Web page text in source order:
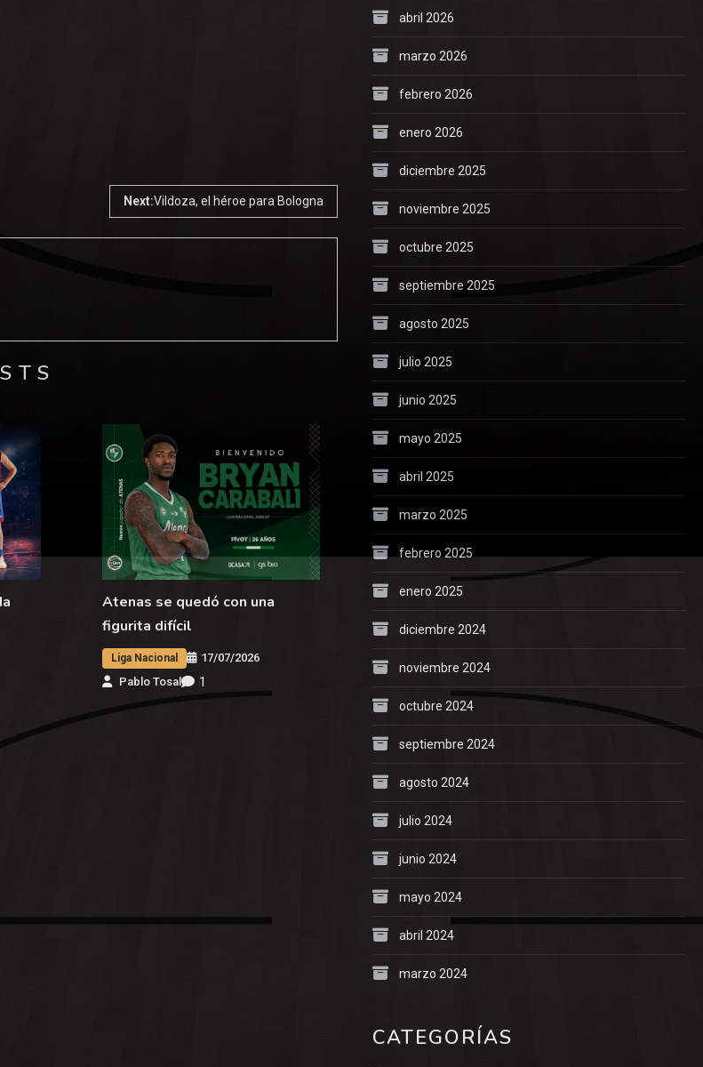
Next:Vildoza, el héroe para Bologna
Atenas se quedó con una
figurita difícil
Liga Nacional
17/07/2026
Pablo Tosal
1
abril 2026
marzo 2026
febrero 2026
enero 2026
diciembre 2025
noviembre 2025
octubre 2025
septiembre 2025
agosto 2025
julio 2025
junio 2025
mayo 2025
abril 2025
marzo 2025
febrero 2025
enero 2025
diciembre 2024
noviembre 2024
octubre 2024
septiembre 2024
agosto 2024
julio 2024
junio 2024
mayo 2024
abril 2024
marzo 2024
CATEGORÍAS